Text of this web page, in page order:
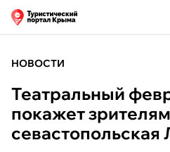
НОВОСТИ
Театральный
покажет зрителям
севастопольская